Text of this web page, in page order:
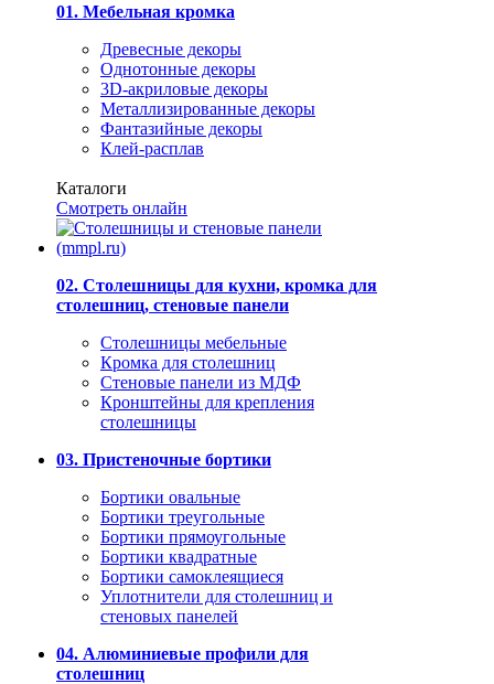
01. Мебельная кромка
Древесные декоры
Однотонные декоры
3D-акриловые декоры
Металлизированные декоры
Фантазийные декоры
Клей-расплав
Каталоги
Смотреть онлайн
02. Столешницы для кухни, кромка для
столешниц, стеновые панели
Столешницы мебельные
Кромка для столешниц
Стеновые панели из МДФ
Кронштейны для крепления
столешницы
03. Пристеночные бортики
Бортики овальные
Бортики треугольные
Бортики прямоугольные
Бортики квадратные
Бортики самоклеящиеся
Уплотнители для столешниц и
стеновых панелей
04. Алюминиевые профили для
столешниц